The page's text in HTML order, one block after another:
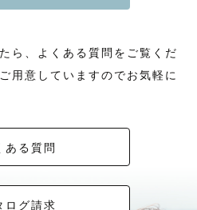
ら、よくある質問をご覧くだ
用意していますのでお気軽に
ある質問
ログ請求